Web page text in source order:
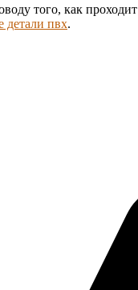
того, как проходит
детали пвх.